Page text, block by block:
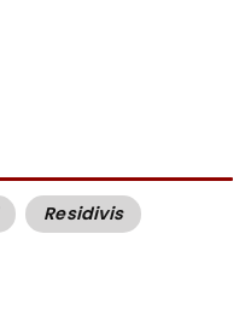
Residivis